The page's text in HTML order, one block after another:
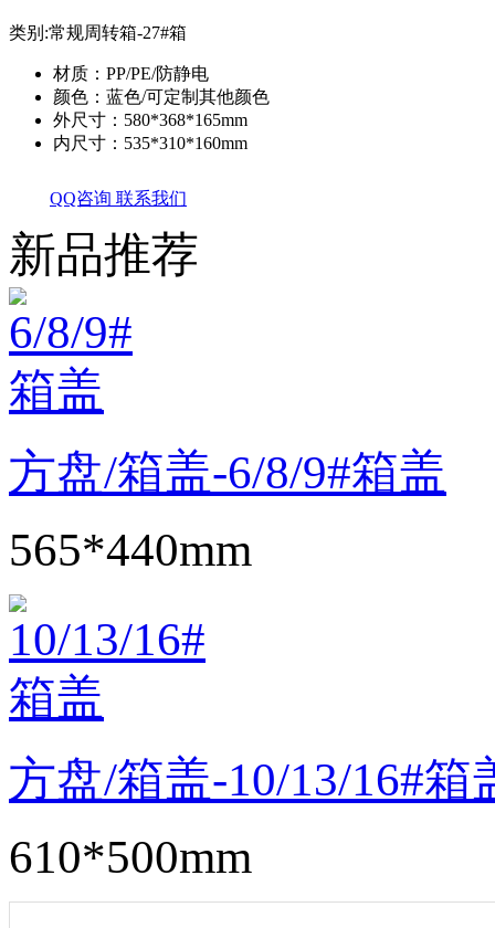
类别:常规周转箱-27#箱
材质：PP/PE/防静电
颜色：蓝色/可定制其他颜色
外尺寸：580*368*165mm
内尺寸：535*310*160mm
QQ咨询 联系我们
新品推荐
方盘/箱盖-6/8/9#箱盖
565*440mm
方盘/箱盖-10/13/16#箱
610*500mm